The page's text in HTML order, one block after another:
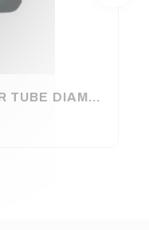
CROCHET POUR TUBE DIAMETRE 16 A 20 MM NOIR ASD (80120)